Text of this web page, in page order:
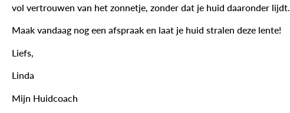
vol vertrouwen van het zonnetje, zonder dat je huid daaronder lijdt.
Maak vandaag nog een afspraak en laat je huid stralen deze lente!
Liefs,
Linda
Mijn Huidcoach